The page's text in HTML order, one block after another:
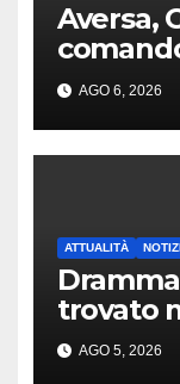
Aversa,
arriva
AGO 6, 2026
ATTUALITÀ
trovato
AGO 5, 2026